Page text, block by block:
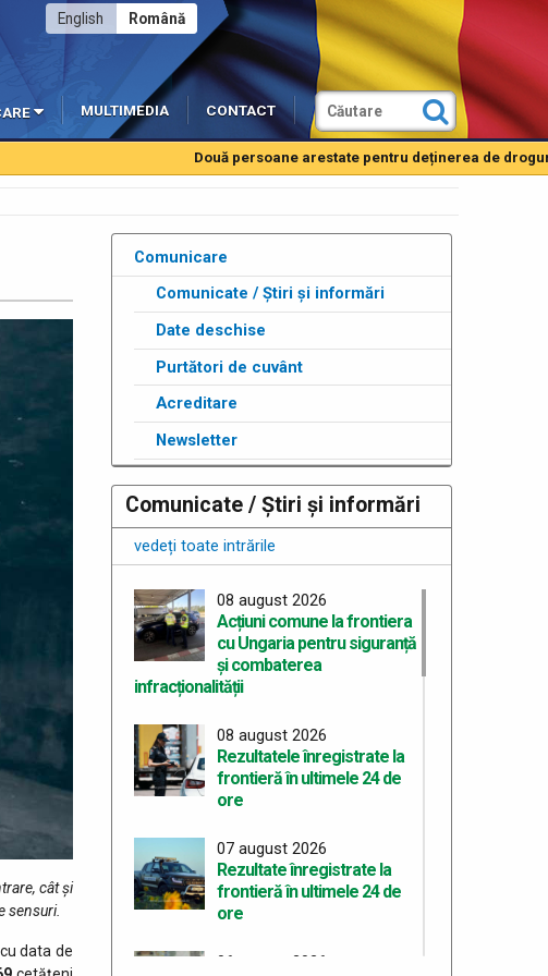
Română
English
MULTIMEDIA CONTACT
Două persoane arestate pentru deținerea de droguri de
cât şi
sensuri.
data de
Comunicare
Comunicate / Știri și informări
Date deschise
Purtători de cuvânt
Acreditare
Newsletter
Comunicate / Știri și informări
vedeți toate intrările
08 august 2026
Acțiuni comune la frontiera
cu Ungaria pentru siguranță
și combaterea
infracționalității
08 august 2026
Rezultatele înregistrate la
frontieră în ultimele 24 de
ore
07 august 2026
Rezultate înregistrate la
frontieră în ultimele 24 de
ore
06 august 2026